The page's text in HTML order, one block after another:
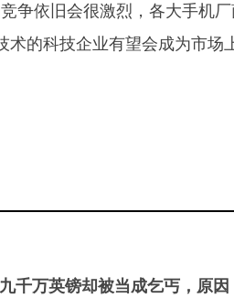
争依旧会很激烈，各大手机
的科技企业有望会成为市场
千万英镑却被当成乞丐，原因